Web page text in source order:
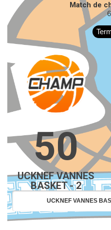
Match de
6
50
UCKNEF VANNES
BASKET - 2
UCKNEF VANNES